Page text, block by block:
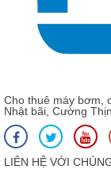
Cho thuê máy bơm,
Nhật bãi, Cường
LIÊN HỆ VỚI